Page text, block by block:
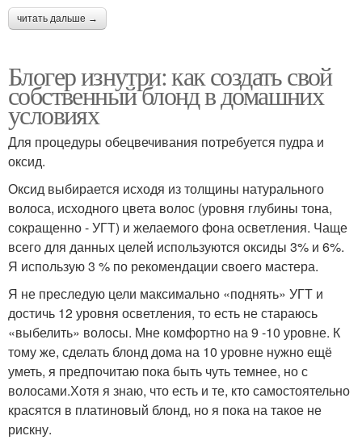
читать дальше →
Блогер изнутри: как создать свой
собственный блонд в домашних
условиях
Для процедуры обецвечивания потребуется пудра и
оксид.
Оксид выбирается исходя из толщины натурального
волоса, исходного цвета волос (уровня глубины тона,
сокращенно - УГТ) и желаемого фона осветления. Чаще
всего для данных целей используются оксиды 3% и 6%.
Я использую 3 % по рекомендации своего мастера.
Я не преследую цели максимально «поднять» УГТ и
достичь 12 уровня осветления, то есть не стараюсь
«выбелить» волосы. Мне комфортно на 9 -10 уровне. К
тому же, сделать блонд дома на 10 уровне нужно ещё
уметь, я предпочитаю пока быть чуть темнее, но с
волосами.Хотя я знаю, что есть и те, кто самостоятельно
красятся в платиновый блонд, но я пока на такое не
рискну.